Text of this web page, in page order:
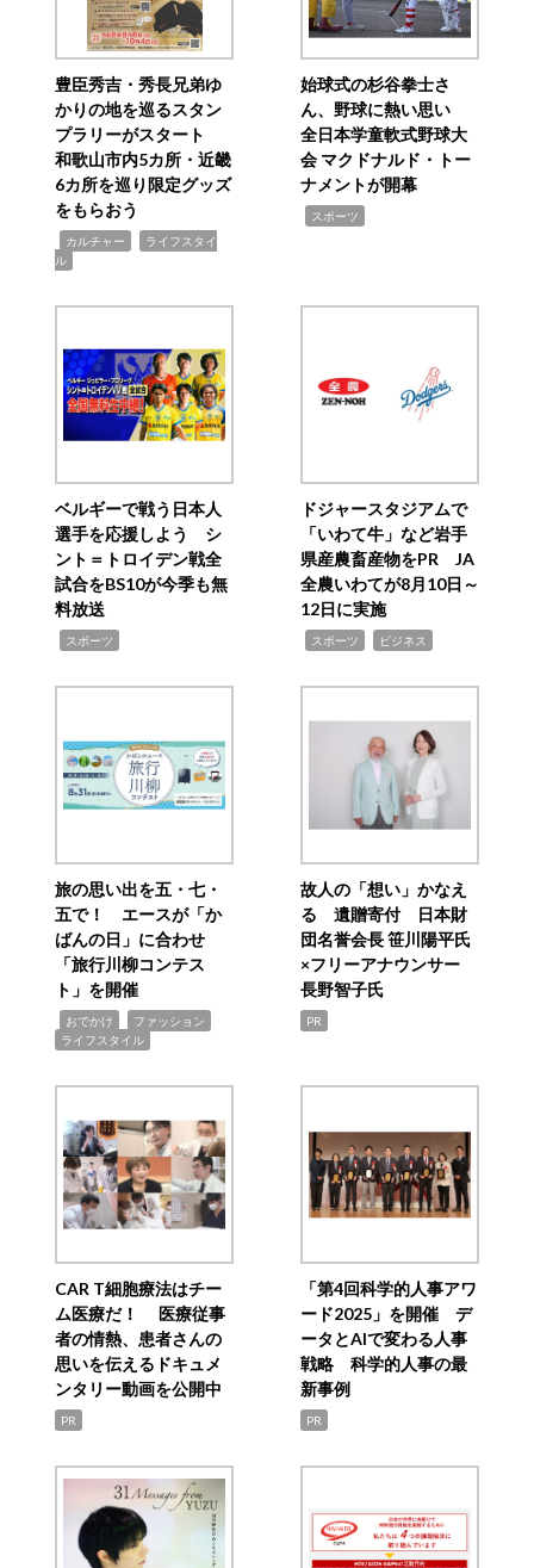
豊臣秀吉・秀長兄弟ゆ
かりの地を巡るスタン
プラリーがスタート
和歌山市内5カ所・近畿
6カ所を巡り限定グッズ
をもらおう
カルチャー
ライフスタイ
ル
始球式の杉谷拳士さ
ん、野球に熱い思い
全日本学童軟式野球大
会 マクドナルド・トー
ナメントが開幕
スポーツ
ベルギーで戦う日本人
選手を応援しよう シ
ント＝トロイデン戦全
試合をBS10が今季も無
料放送
スポーツ
ドジャースタジアムで
「いわて牛」など岩手
県産農畜産物をPR JA
全農いわてが8月10日～
12日に実施
スポーツ ビジネス
旅の思い出を五・七・
五で！ エースが「か
ばんの日」に合わせ
「旅行川柳コンテス
ト」を開催
おでかけ ファッション
ライフスタイル
故人の「想い」かなえ
る 遺贈寄付 日本財
団名誉会長 笹川陽平氏
×フリーアナウンサー
長野智子氏
PR
CAR T細胞療法はチー
ム医療だ！ 医療従事
者の情熱、患者さんの
思いを伝えるドキュメ
ンタリー動画を公開中
PR
「第4回科学的人事アワ
ード2025」を開催 デ
ータとAIで変わる人事
戦略 科学的人事の最
新事例
PR